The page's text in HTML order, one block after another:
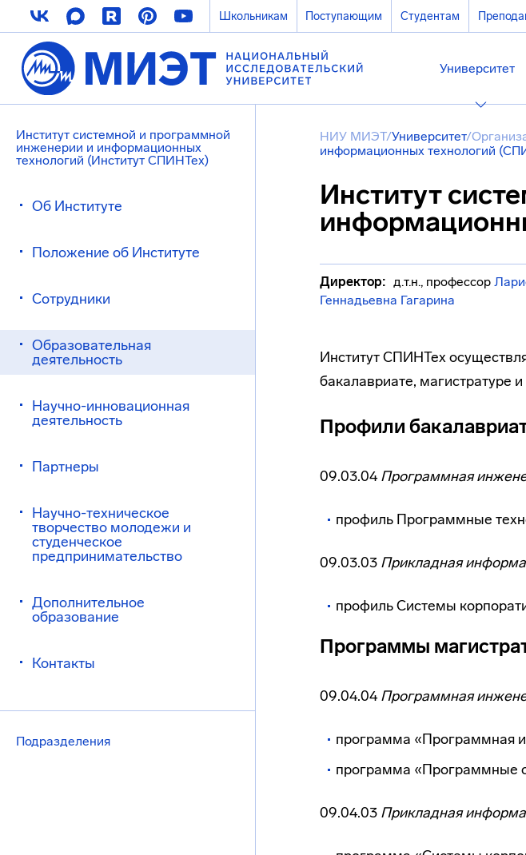
Школьникам Поступающим Студентам
Университет
Институт системной и программной
инженерии и информационных
технологий (Институт СПИНТех)
Об Институте
Положение об Институте
Сотрудники
Образовательная
деятельность
Научно-инновационная
деятельность
Партнеры
Научно-техническое
творчество молодежи и
студенческое
предпринимательство
Дополнительное
образование
Контакты
Подразделения
НИУ МИЭТ/Университет/
информационных технологий
Институт
Директор: д.т.н., профессор
Геннадьевна Гагарина
Институт СПИНТех
бакалавриате, магистратуре
Профили
09.03.04Программная
профиль Программные
09.03.03 Прикладная
профиль Системы
Программы
09.04.04Программная
программа «Программная
программа «Программные
09.04.03 Прикладная